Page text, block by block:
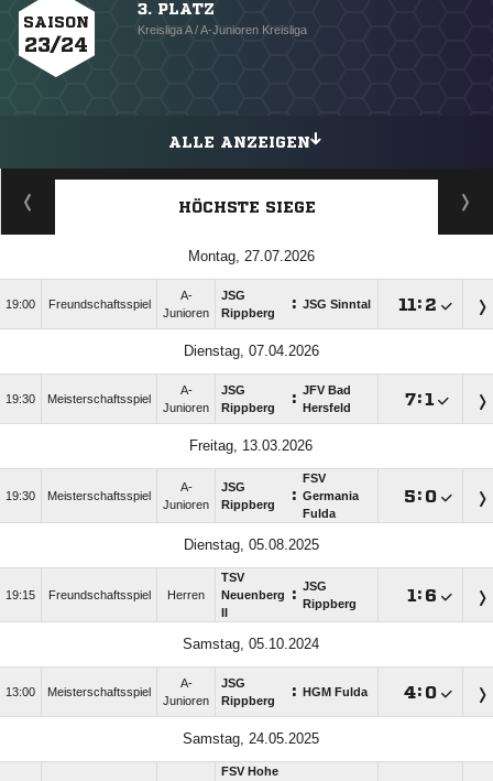
SAISON
23/24
3. PLATZ
Kreisliga A / A-Junioren Kreisliga
ALLE ANZEIGEN
HÖCHSTE SIEGE
Montag, 27.07.2026
19:00 Freundschaftsspiel
A-
Junioren
JSG
Rippberg
: JSG Sinntal : 
Dienstag, 07.04.2026
19:30 Meisterschaftsspiel
A-
Junioren
JSG
Rippberg
: JFV Bad
Hersfeld
:
Freitag, 13.03.2026
19:30 Meisterschaftsspiel
A-
Junioren
JSG
Rippberg
:
FSV
Germania
Fulda
: 
Dienstag, 05.08.2025
19:15 Freundschaftsspiel Herren
TSV
Neuenberg
: JSG
Rippberg
: 
Samstag, 05.10.2024
13:00 Meisterschaftsspiel
A-
Junioren
JSG
Rippberg
: HGM Fulda : 
Samstag, 24.05.2025
FSV Hohe